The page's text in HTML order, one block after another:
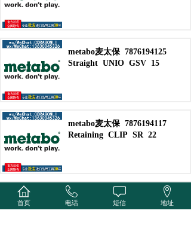
metabo麦太保 7876194125
Straight UNIO GSV 15
metabo麦太保 7876194117
Retaining CLIP SR 22
metabo麦太保 7876194109
Retaining
CLIP
首页 电话 短信 地址